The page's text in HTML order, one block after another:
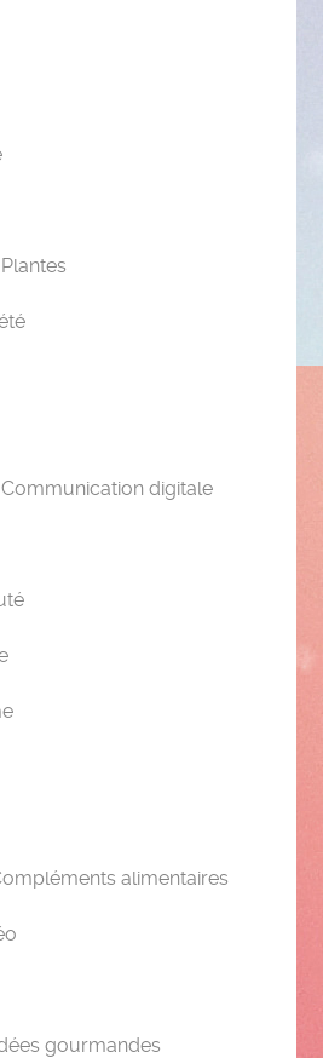
digitale
alimentaires
gourmandes